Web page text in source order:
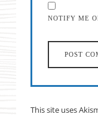
NOTIFY ME
This site uses